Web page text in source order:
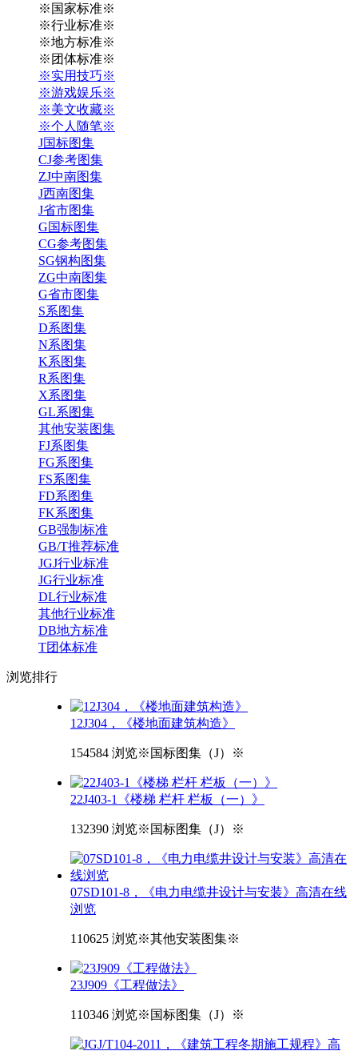
※国家标准※
※行业标准※
※地方标准※
※团体标准※
※实用技巧※
※游戏娱乐※
※美文收藏※
※个人随笔※
J国标图集
CJ参考图集
ZJ中南图集
J西南图集
J省市图集
G国标图集
CG参考图集
SG钢构图集
ZG中南图集
G省市图集
S系图集
D系图集
N系图集
K系图集
R系图集
X系图集
GL系图集
其他安装图集
FJ系图集
FG系图集
FS系图集
FD系图集
FK系图集
GB强制标准
GB/T推荐标准
JGJ行业标准
JG行业标准
DL行业标准
其他行业标准
DB地方标准
T团体标准
浏览排行
12J304，《楼地面建筑构造》
154584 浏览※国标图集（J）※
22J403-1《楼梯 栏杆 栏板（一）》
132390 浏览※国标图集（J）※
07SD101-8，《电力电缆井设计与安装》高清在线
浏览
110625 浏览※其他安装图集※
23J909《工程做法》
110346 浏览※国标图集（J）※